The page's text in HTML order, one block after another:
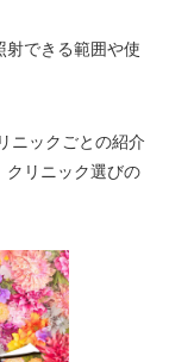
射できる範囲や使
ニックごとの紹介
クリニック選びの